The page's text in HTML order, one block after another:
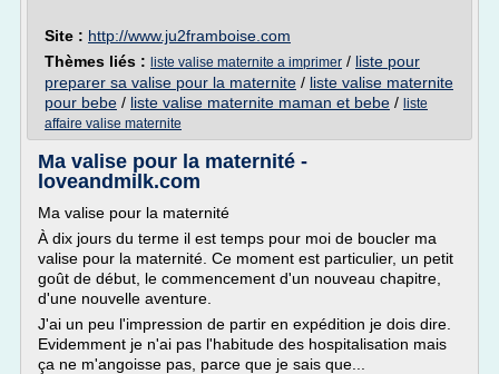
Site : http://www.ju2framboise.com
Thèmes liés : liste valise maternite a imprimer / liste pour
preparer sa valise pour la maternite / liste valise maternite
pour bebe / liste valise maternite maman et bebe / liste
affaire valise maternite
Ma valise pour la maternité -
loveandmilk.com
Ma valise pour la maternité
À dix jours du terme il est temps pour moi de boucler ma
valise pour la maternité. Ce moment est particulier, un petit
goût de début, le commencement d'un nouveau chapitre,
d'une nouvelle aventure.
J'ai un peu l'impression de partir en expédition je dois dire.
Evidemment je n'ai pas l'habitude des hospitalisation mais
ça ne m'angoisse pas, parce que je sais que...